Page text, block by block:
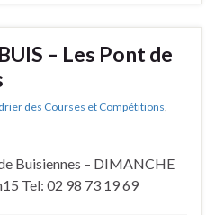
– Les Pont de
des Courses et Compétitions
Buisiennes – DIMANCHE
Tel: 02 98 73 19 69